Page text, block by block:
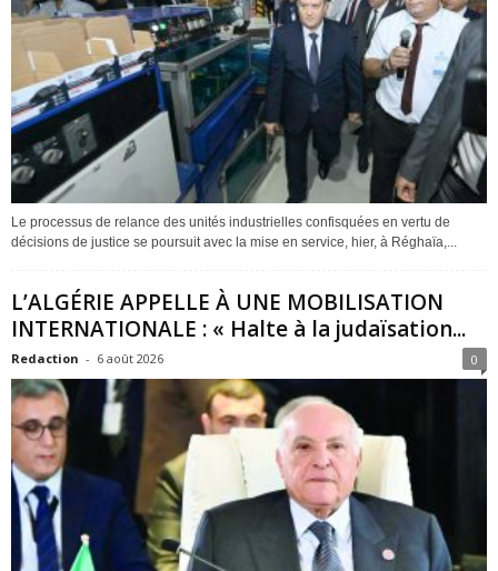
Le processus de relance des unités industrielles confisquées en vertu de
décisions de justice se poursuit avec la mise en service, hier, à Réghaïa,...
L’ALGÉRIE APPELLE À UNE MOBILISATION
INTERNATIONALE : « Halte à la judaïsation...
Redaction - 6 août 2026 0